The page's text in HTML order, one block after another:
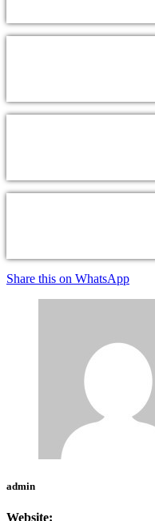
Share this on WhatsApp
admin
Website: